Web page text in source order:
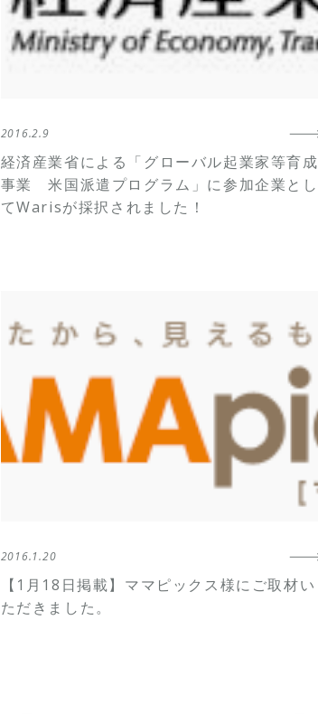
2016.2.9
経済産業省による「グローバル起業家等育成
事業 米国派遣プログラム」に参加企業とし
てWarisが採択されました！
2016.1.20
【1月18日掲載】ママピックス様にご取材い
ただきました。